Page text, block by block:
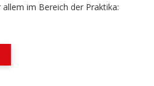
im Bereich der Praktika: